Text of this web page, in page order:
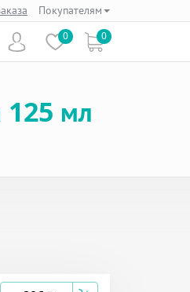
Покупателям
0 0
125 мл